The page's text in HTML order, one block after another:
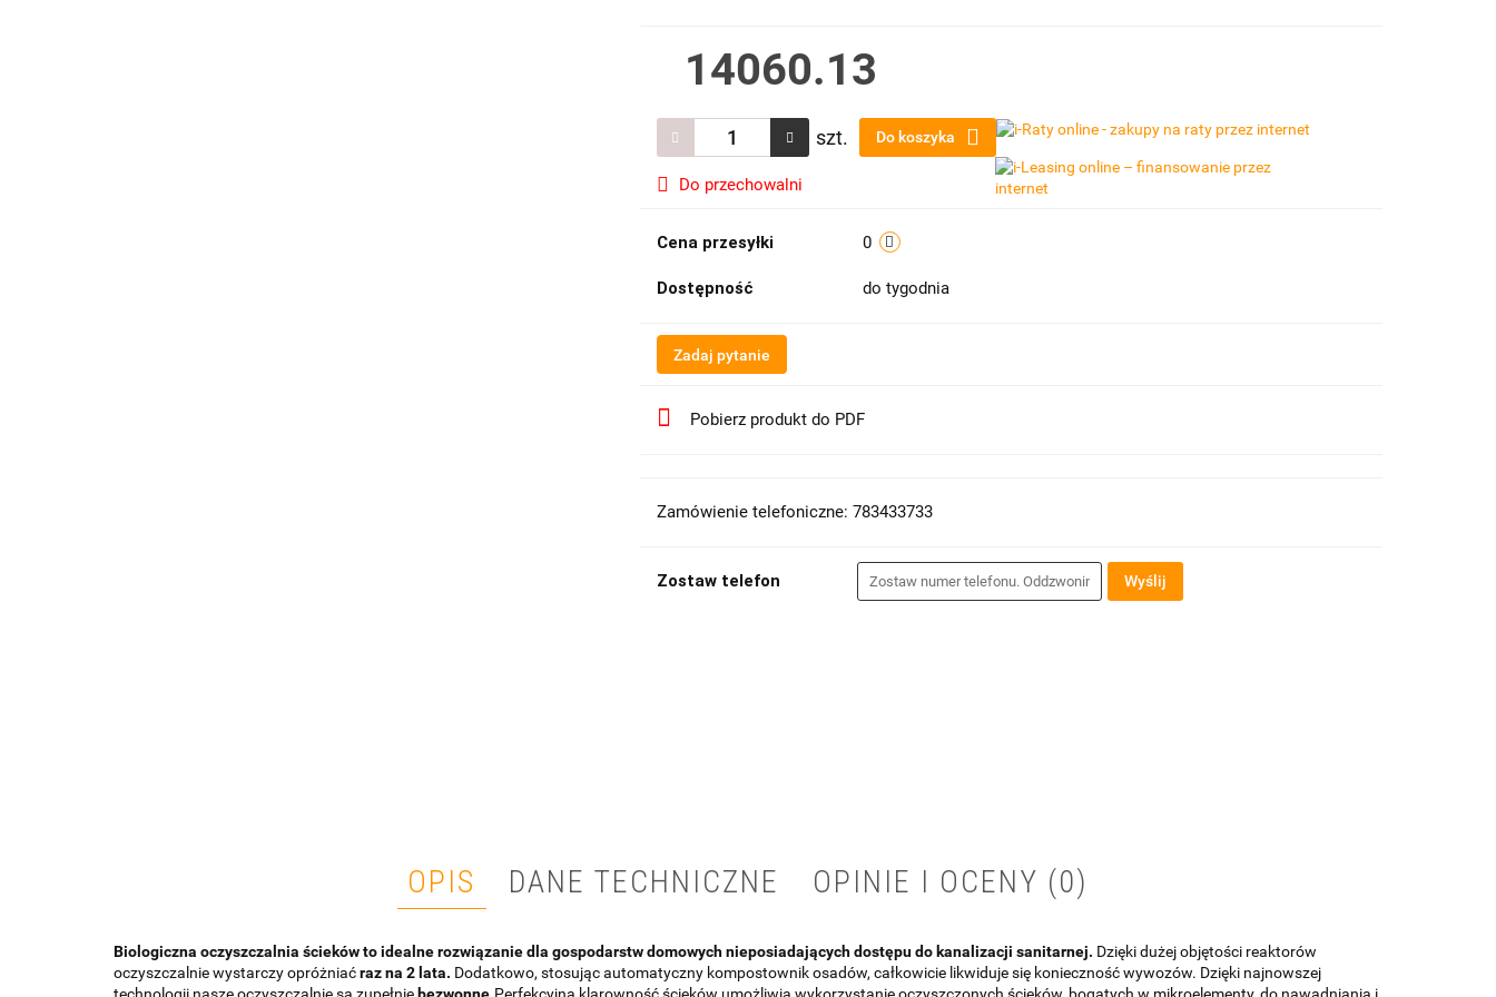
14060.13
szt. Do koszyka
Do przechowalni
Cena przesyłki 0
Dostępność do tygodnia
Zadaj pytanie
Pobierz produkt do PDF
Zamówienie telefoniczne: 783433733
Zostaw telefon Wyślij
OPIS DANE TECHNICZNE OPINIE I OCENY (0)
Biologiczna oczyszczalnia ścieków to idealne rozwiązanie dla gospodarstw domowych nieposiadających dostępu do kanalizacji sanitarnej. Dzięki dużej objętości reaktorów
oczyszczalnie wystarczy opróżniaćraz na 2 lata. Dodatkowo, stosując automatyczny kompostownik osadów, całkowicie likwiduje się konieczność wywozów. Dzięki najnowszej